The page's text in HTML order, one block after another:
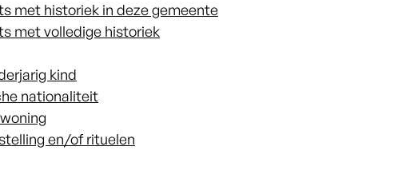
met historiek in deze gemeente
met volledige historiek
kind
nationaliteit
en/of rituelen